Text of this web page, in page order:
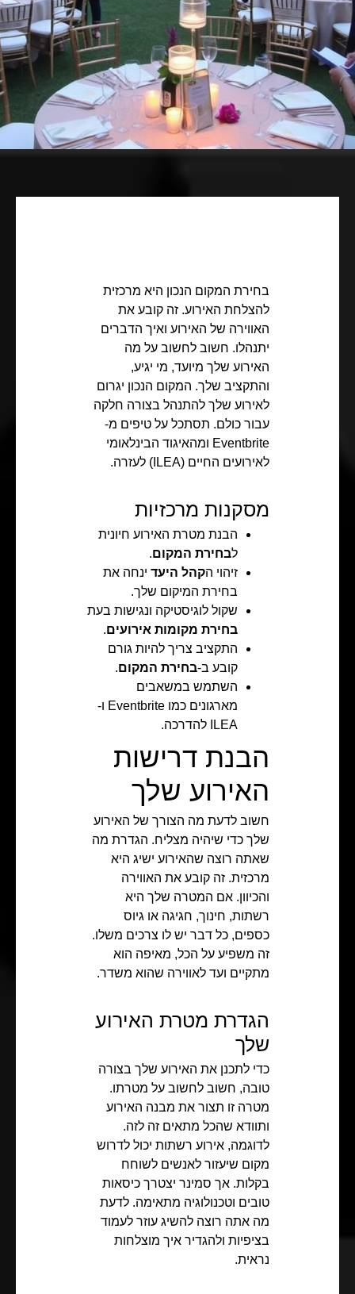
בחירת המקום הנכון היא מרכזית
להצלחת האירוע. זה קובע את
האווירה של האירוע ואיך הדברים
יתנהלו. חשוב לחשוב על מה
האירוע שלך מיועד, מי יגיע,
והתקציב שלך. המקום הנכון יגרום
לאירוע שלך להתנהל בצורה חלקה
עבור כולם. תסתכל על טיפים מ-
Eventbrite ומהאיגוד הבינלאומי
לאירועים החיים (ILEA) לעזרה.
מסקנות מרכזיות
הבנת מטרת האירוע חיונית
לבחירת המקום.
זיהוי הקהל היעד ינחה את
בחירת המיקום שלך.
שקול לוגיסטיקה ונגישות בעת
בחירת מקומות אירועים.
התקציב צריך להיות גורם
קובע ב-בחירת המקום.
השתמש במשאבים
מארגונים כמו Eventbrite ו-
ILEA להדרכה.
הבנת דרישות
האירוע שלך
חשוב לדעת מה הצורך של האירוע
שלך כדי שיהיה מצליח. הגדרת מה
שאתה רוצה שהאירוע ישיג היא
מרכזית. זה קובע את האווירה
והכיוון. אם המטרה שלך היא
רשתות, חינוך, חגיגה או גיוס
כספים, כל דבר יש לו צרכים משלו.
זה משפיע על הכל, מאיפה הוא
מתקיים ועד לאווירה שהוא משדר.
הגדרת מטרת האירוע
שלך
כדי לתכנן את האירוע שלך בצורה
טובה, חשוב לחשוב על מטרתו.
מטרה זו תצור את מבנה האירוע
ותוודא שהכל מתאים זה לזה.
לדוגמה, אירוע רשתות יכול לדרוש
מקום שיעזור לאנשים לשוחח
בקלות. אך סמינר יצטרך כיסאות
טובים וטכנולוגיה מתאימה. לדעת
מה אתה רוצה להשיג עוזר לעמוד
בציפיות ולהגדיר איך מוצלחות
נראית.